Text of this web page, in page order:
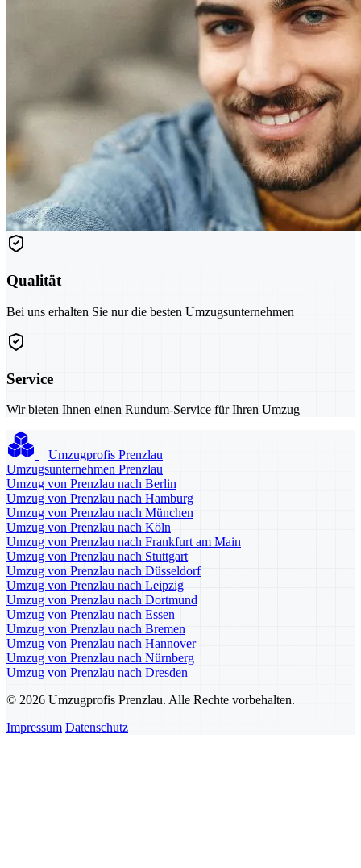
Qualität
Bei uns erhalten Sie nur die besten Umzugsunternehmen
Service
Wir bieten Ihnen einen Rundum-Service für Ihren Umzug
Umzugprofis Prenzlau
Umzugsunternehmen Prenzlau
Umzug von Prenzlau nach Berlin
Umzug von Prenzlau nach Hamburg
Umzug von Prenzlau nach München
Umzug von Prenzlau nach Köln
Umzug von Prenzlau nach Frankfurt am Main
Umzug von Prenzlau nach Stuttgart
Umzug von Prenzlau nach Düsseldorf
Umzug von Prenzlau nach Leipzig
Umzug von Prenzlau nach Dortmund
Umzug von Prenzlau nach Essen
Umzug von Prenzlau nach Bremen
Umzug von Prenzlau nach Hannover
Umzug von Prenzlau nach Nürnberg
Umzug von Prenzlau nach Dresden
© 2026 Umzugprofis Prenzlau. Alle Rechte vorbehalten.
Impressum Datenschutz